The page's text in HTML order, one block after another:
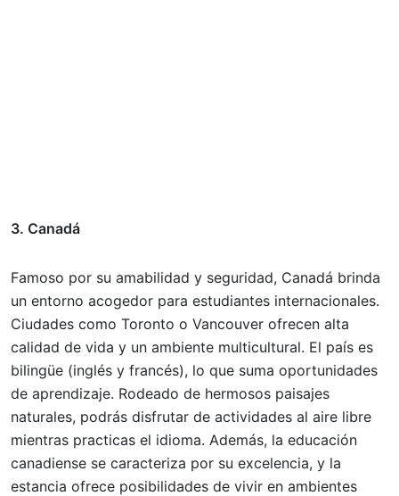
3. Canadá
Famoso por su amabilidad y seguridad, Canadá brinda
un entorno acogedor para estudiantes internacionales.
Ciudades como Toronto o Vancouver ofrecen alta
calidad de vida y un ambiente multicultural. El país es
bilingüe (inglés y francés), lo que suma oportunidades
de aprendizaje. Rodeado de hermosos paisajes
naturales, podrás disfrutar de actividades al aire libre
mientras practicas el idioma. Además, la educación
canadiense se caracteriza por su excelencia, y la
estancia ofrece posibilidades de vivir en ambientes